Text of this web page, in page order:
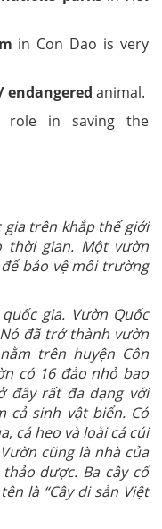
in Con Dao is very
endangered animal.
role in saving the
trên khắp thế giới
thời gian. Một vườn
bảo vệ môi trường
gia. Vườn Quốc
đã trở thành vườn
trên huyện Côn
có 16 đảo nhỏ bao
đây rất đa dạng với
cả sinh vật biển. Có
cá heo và loài cá cúi
cũng là nhà của
dược. Ba cây cổ
là “Cây di sản Việt